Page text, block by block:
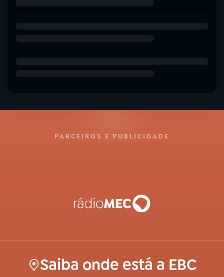
PARCEIROS E PUBLICIDADE
Saiba onde está a EBC